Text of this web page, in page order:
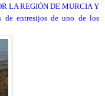
LA REGIÓN DE MURCIA Y
de entresijos de uno de los